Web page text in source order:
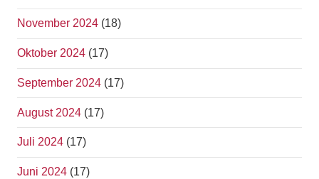
November 2024 (18)
Oktober 2024 (17)
September 2024 (17)
August 2024 (17)
Juli 2024 (17)
Juni 2024 (17)